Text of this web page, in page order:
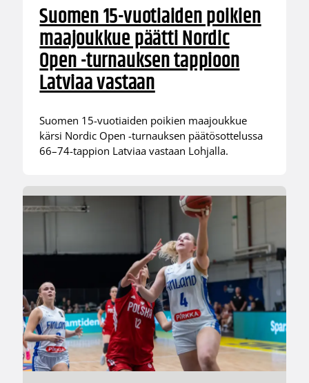
Suomen 15-vuotiaiden poikien
maajoukkue päätti Nordic
Open -turnauksen tappioon
Latviaa vastaan
Suomen 15-vuotiaiden poikien maajoukkue
kärsi Nordic Open -turnauksen päätösottelussa
66–74-tappion Latviaa vastaan Lohjalla.